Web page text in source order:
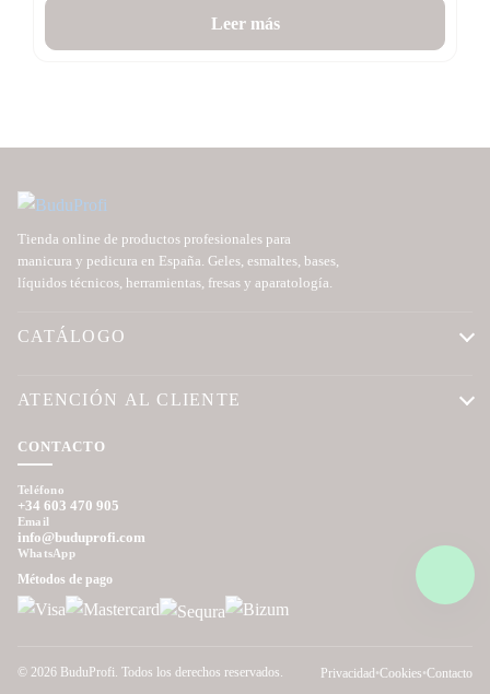
Leer más
Tienda online de productos profesionales para
manicura y pedicura en España. Geles, esmaltes, bases,
líquidos técnicos, herramientas, fresas y aparatología.
CATÁLOGO
ATENCIÓN AL CLIENTE
CONTACTO
Teléfono
+34 603 470 905
Email
info@buduprofi.com
WhatsApp
Métodos de pago
© 2026 BuduProfi. Todos los derechos reservados. Privacidad•Cookies•Contacto